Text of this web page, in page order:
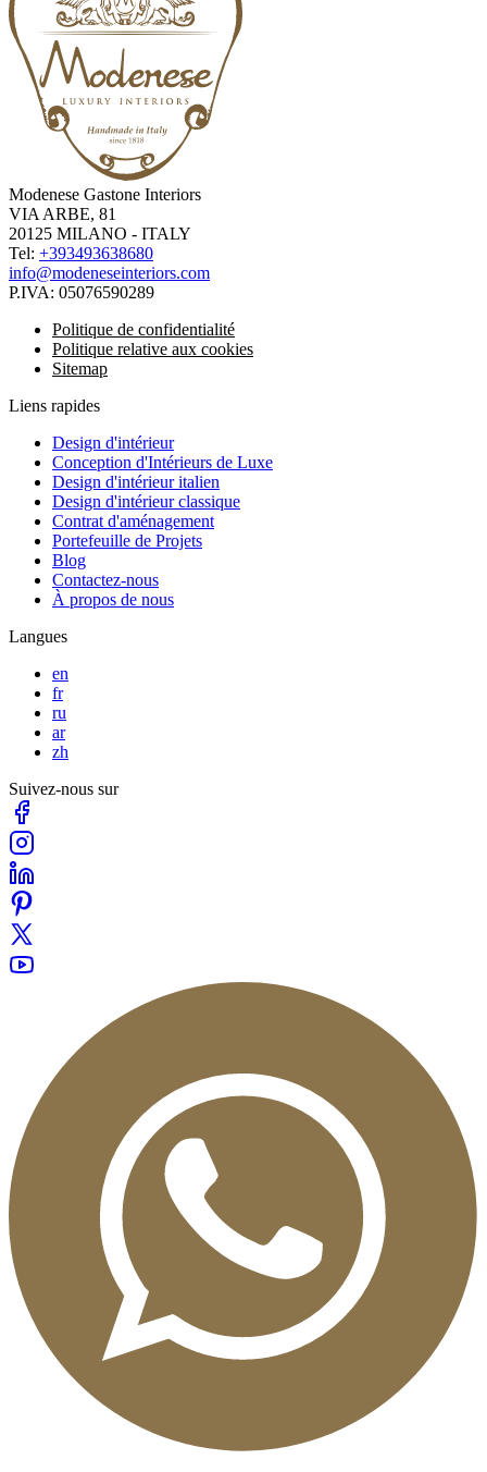
Modenese Gastone Interiors
VIA ARBE, 81
20125 MILANO - ITALY
Tel: +393493638680
info@modeneseinteriors.com
P.IVA: 05076590289
Politique de confidentialité
Politique relative aux cookies
Sitemap
Liens rapides
Design d'intérieur
Conception d'Intérieurs de Luxe
Design d'intérieur italien
Design d'intérieur classique
Contrat d'aménagement
Portefeuille de Projets
Blog
Contactez-nous
À propos de nous
Langues
en
fr
ru
ar
zh
Suivez-nous sur